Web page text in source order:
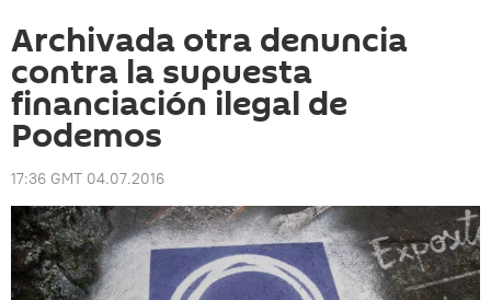
Archivada otra denuncia
contra la supuesta
financiación ilegal de
Podemos
17:36 GMT 04.07.2016